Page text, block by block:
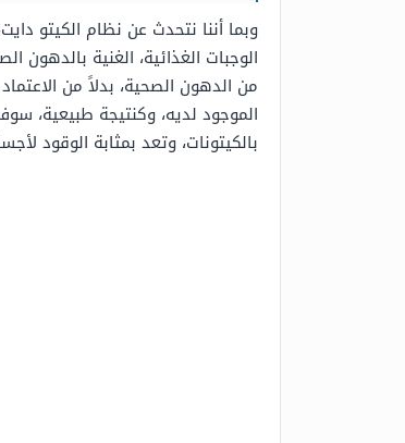
وبما أننا نتحدث عن نظام الكيتو
الوجبات الغذائية، الغنية
من الدهون الصحية، بدلاً من
الموجود لديه، وكنتيجة طبيعية،
بالكيتونات، وتعد بمثابة الوقود